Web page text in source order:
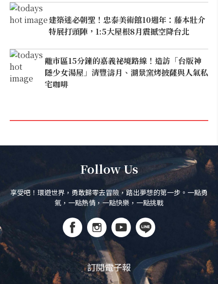
建築迷必朝聖！忠泰美術館10週年：藤本壯介
特展打頭陣，1:5大屋根8月震撼空降台北
離市區15分鐘的嘉義祕境路線！造訪「台版神
隱少女湯屋」清豐濤月、湖景窯烤披薩與人氣私
宅咖啡
Follow Us
享受吧！環遊世界，勇敢歸零去冒險，踏出夢想的第一步。一點勇
氣，一點熱情，一點快樂，一點挑戰
訂閱電子報